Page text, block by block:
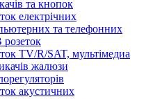
та кнопок
електрічних
та телефонних
TV/R/SAT, мультімедиа
жалюзи
акустичних